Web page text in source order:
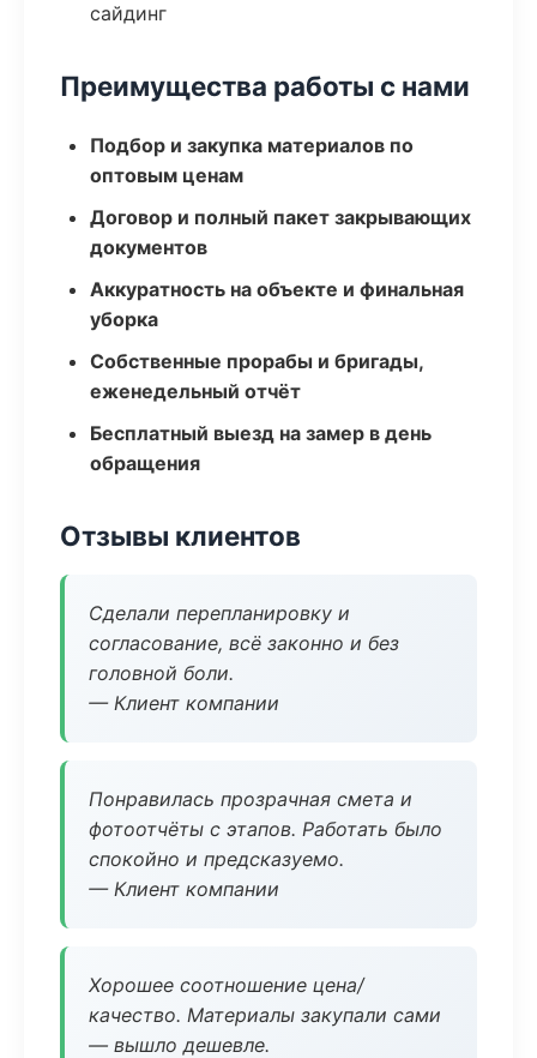
сайдинг
Преимущества работы с нами
Подбор и закупка материалов по
оптовым ценам
Договор и полный пакет закрывающих
документов
Аккуратность на объекте и финальная
уборка
Собственные прорабы и бригады,
еженедельный отчёт
Бесплатный выезд на замер в день
обращения
Отзывы клиентов
Сделали перепланировку и
согласование, всё законно и без
головной боли.
— Клиент компании
Понравилась прозрачная смета и
фотоотчёты с этапов. Работать было
спокойно и предсказуемо.
— Клиент компании
Хорошее соотношение цена/
качество. Материалы закупали сами
— вышло дешевле.